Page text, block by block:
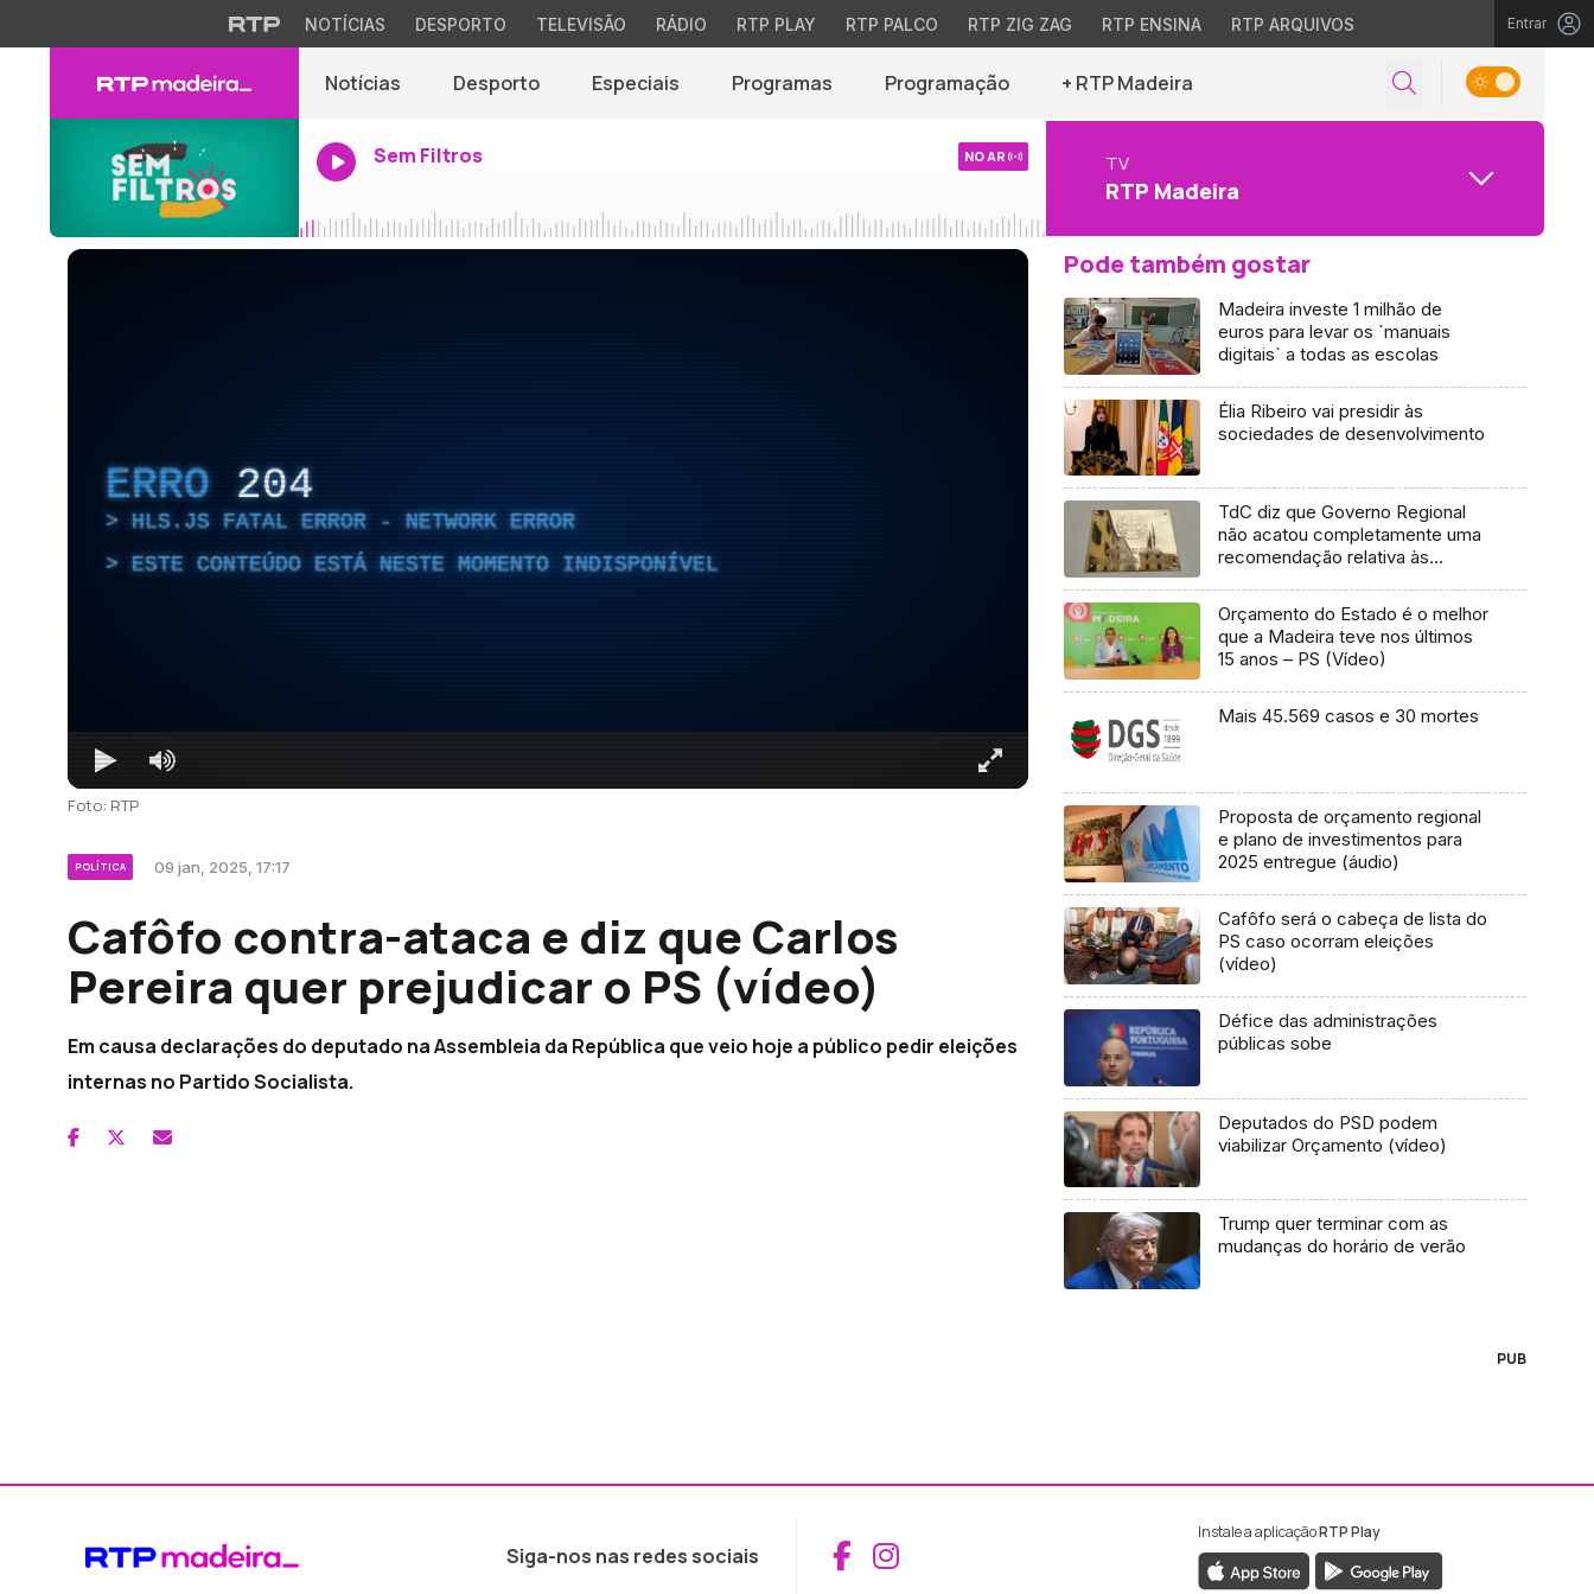
NOTÍCIAS DESPORTO TELEVISÃO RÁDIO RTP PLAY RTP PALCO RTP ZIG ZAG RTP ENSINA RTP ARQUIVOS Entrar
Notícias Desporto Especiais Programas Programação + RTP Madeira
Sem Filtros NO AR TV
RTP Madeira
ERRO 204
HLS.JS FATAL ERROR - NETWORK ERROR
ESTE CONTEÚDO ESTÁ NESTE MOMENTO INDISPONÍVEL
Foto: RTP
POLÍTICA 09 jan, 2025, 17:17
Cafôfo contra-ataca e diz que Carlos
Pereira quer prejudicar o PS (vídeo)
Em causa declarações do deputado na Assembleia da República que veio hoje a público pedir eleições
internas no Partido Socialista.
Pode também gostar
Madeira investe 1 milhão de
euros para levar os `manuais
digitais` a todas as escolas
Élia Ribeiro vai presidir às
sociedades de desenvolvimento
TdC diz que Governo Regional
não acatou completamente uma
recomendação relativa às
Orçamento do Estado é o melhor
que a Madeira teve nos últimos
15 anos – PS (Vídeo)
Mais 45.569 casos e 30 mortes
Proposta de orçamento regional
e plano de investimentos para
2025 entregue (áudio)
Cafôfo será o cabeça de lista do
PS caso ocorram eleições
(vídeo)
Défice das administrações
públicas sobe
Deputados do PSD podem
viabilizar Orçamento (vídeo)
Trump quer terminar com as
mudanças do horário de verão
PUB
Siga-nos nas redes sociais Aceder ao Facebook da RTP Madeira
Aceder ao Instagram da RTP Madeira
Instale a aplicaçãoRTP Play